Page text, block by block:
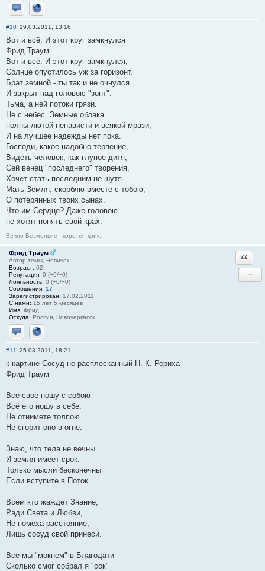
Отправить личное сообщение
Сайт
#10 19.03.2011, 13:16
Вот и всё. И этот круг замкнулся
Фрид Траум
Вот и всё. И этот круг замкнулся,
Солнце опустилось уж за горизонт.
Брат земной - ты так и не очнулся
И закрыт над головою "зонт".
Тьма, а ней потоки грязи.
Не с небес. Земные облака
полны лютой ненависти и всякой мрази,
И на лучшее надежды нет пока.
Господи, какое надобно терпение,
Видеть человек, как глупое дитя,
Сей венец "последнего" творения,
Хочет стать последним не шутя.
Мать-Земля, скорблю вместе с тобою,
О потерянных твоих сынах.
Что им Сердце? Даже головою
не хотят понять свой крах.
Вечно Безмолвие - коротен крик...
Фрид Траум
Автор темы, Новичок
Возраст: 62
Репутация: 0 (+0/−0)
Лояльность: 0 (+0/−0)
Сообщения: 17
Зарегистрирован: 17.02.2011
С нами: 15 лет 5 месяцев
Имя: Фрид
Откуда: Россия, Новочеркасск
Отправить личное сообщение
Сайт
−
#11 25.03.2011, 18:21
к картине Сосуд не расплесканный Н. К. Рериха
Фрид Траум
Всё своё ношу с собою
Всё его ношу в себе.
Не отнимете толпою.
Не сгорит оно в огне.
Знаю, что тела не вечны
И земля имеет срок.
Только мысли бесконечны
Если вступите в Поток.
Всем кто жаждет Знание,
Ради Света и Любви,
Не помеха расстояние,
Лишь сосуд свой принеси.
Все мы "мокнем" в Благодати
Сколько смог собрал я "сок"